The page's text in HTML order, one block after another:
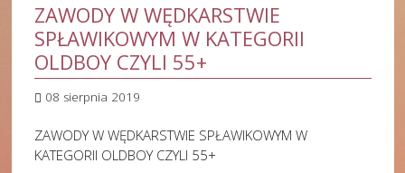
ZAWODY W WĘDKARSTWIE
SPŁAWIKOWYM W KATEGORII
OLDBOY CZYLI 55+
08 sierpnia 2019
ZAWODY W WĘDKARSTWIE SPŁAWIKOWYM W
KATEGORII OLDBOY CZYLI 55+